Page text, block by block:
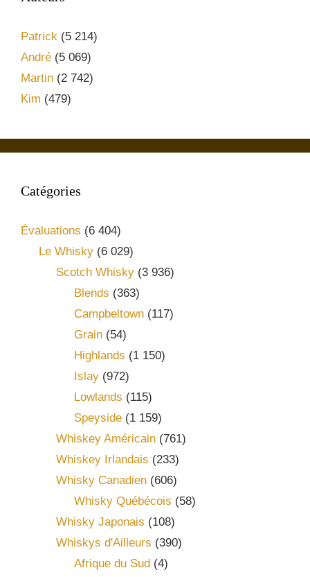
Patrick (5 214)
André (5 069)
Martin (2 742)
Kim (479)
Catégories
Évaluations (6 404)
Le Whisky(6 029)
Scotch Whisky (3 936)
Blends (363)
Campbeltown(117)
Grain(54)
Highlands (1 150)
Islay(972)
Lowlands (115)
Speyside(1 159)
Whiskey Américain (761)
Whiskey Irlandais (233)
Whisky Canadien (606)
Whisky Québécois (58)
Whisky Japonais (108)
Whiskys d'Ailleurs (390)
Afrique du Sud (4)